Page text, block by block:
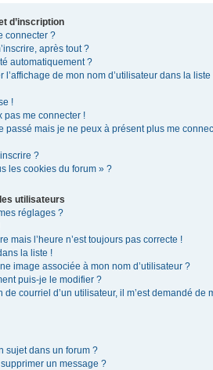
d’inscription
connecter ?
après tout ?
automatiquement ?
de mon nom d’utilisateur dans la liste
!
pas me connecter !
passé mais je ne peux à présent plus me
?
les cookies du forum » ?
utilisateurs
réglages ?
mais l’heure n’est toujours pas correcte !
la liste !
image associée à mon nom d’utilisateur ?
puis-je le modifier ?
courriel d’un utilisateur, il m’est demandé de
sujet dans un forum ?
un message ?